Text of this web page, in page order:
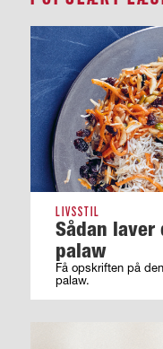
LIVSSTIL
Sådan
palaw
Få opskriften på
palaw.